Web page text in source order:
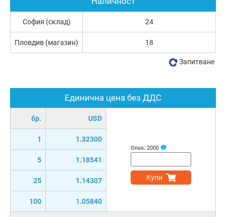
Единична цена без ДДС
бр. USD
1 1.32300
5 1.18541
25 1.14307
100 1.05840
Опак. 2000
Купи
София (склад) 24
Пловдив (магазин) 18
Запитване